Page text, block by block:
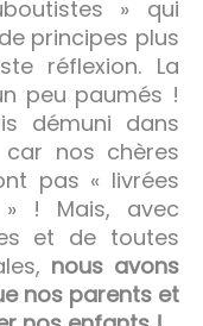
» qui
principes plus
réflexion. La
peu paumés !
démuni dans
car nos chères
pas « livrées
» ! Mais, avec
et de toutes
nous avons
nos parents et